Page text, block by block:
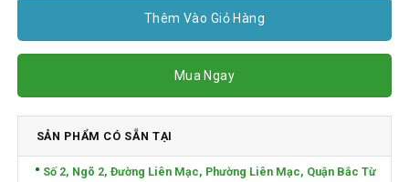
Thêm Vào Giỏ Hàng
Mua Ngay
SẢN PHẨM CÓ SẴN TẠI
Số 2, Ngõ 2, Đường Liên Mạc, Phường Liên Mạc, Quận Bắc Từ